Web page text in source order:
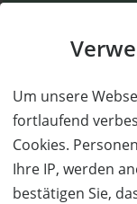
Um unsere
fortlaufend
Cookies.
Ihre IP, werden
bestätigen Sie,